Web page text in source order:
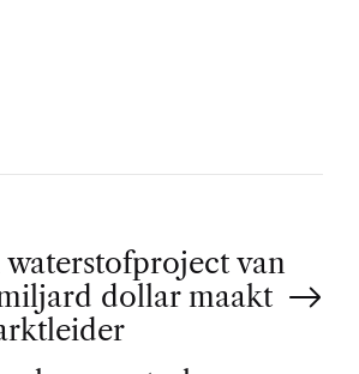
waterstofproject van
dollar maakt